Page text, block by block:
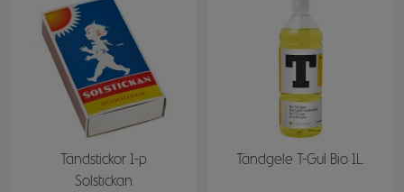
Tändstickor 1-p
Solstickan
Tändgele T-Gul Bio 1L.